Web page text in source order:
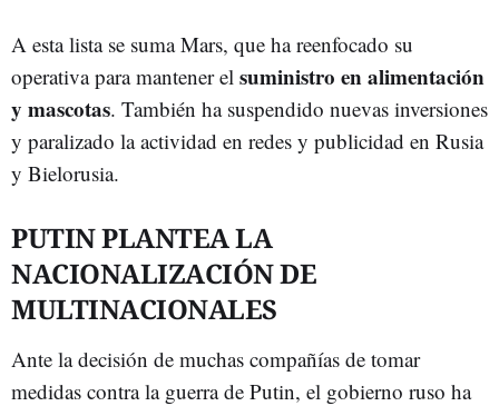
A esta lista se suma Mars, que ha reenfocado su
operativa para mantener el suministro en alimentación
y mascotas. También ha suspendido nuevas inversiones
y paralizado la actividad en redes y publicidad en Rusia
y Bielorusia.
PUTIN PLANTEA LA
NACIONALIZACIÓN DE
MULTINACIONALES
Ante la decisión de muchas compañías de tomar
medidas contra la guerra de Putin, el gobierno ruso ha